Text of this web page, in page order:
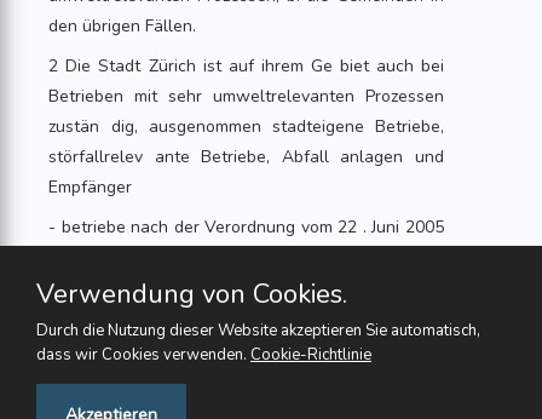
den übrigen Fällen.
2 Die Stadt Zürich ist auf ihrem Ge biet auch bei
Betrieben mit sehr umweltrelevanten Prozessen
zustän dig, ausgenommen stadteigene Betriebe,
störfallrelev ante Betriebe, Abfall anlagen und
Empfänger
- betriebe nach der Verordnung vom 22 . Juni 2005
5 . a. Im Allgemeinen
3 Abfallverordnung (AbfV)
Verwendung von Cookies.
Durch die Nutzung dieser Website akzeptieren Sie automatisch,
dass wir Cookies verwenden. Cookie-Richtlinie